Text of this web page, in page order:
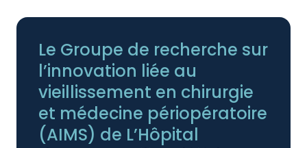
Le Groupe de recherche sur
l’innovation liée au
vieillissement en chirurgie
et médecine périopératoire
(AIMS) de L’Hôpital